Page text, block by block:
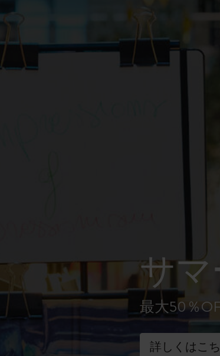
ーナッツ限定コレクション
Mardi Mercredi × モレスキン
ハリー・ポッターの呪文コレクションサ
最大50％
詳しくはこ